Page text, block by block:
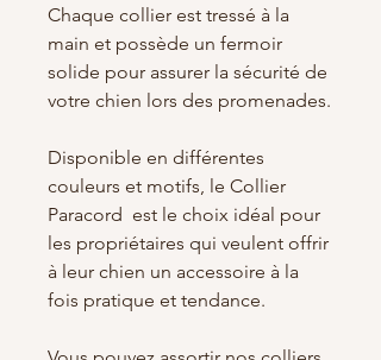
Chaque collier est tressé à la
main et possède un fermoir
solide pour assurer la sécurité de
votre chien lors des promenades.
Disponible en différentes
couleurs et motifs, le Collier
Paracord est le choix idéal pour
les propriétaires qui veulent offrir
à leur chien un accessoire à la
fois pratique et tendance.